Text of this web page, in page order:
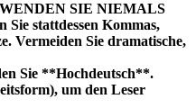
SIE NIEMALS
stattdessen Kommas,
Vermeiden Sie dramatische,
Sie **Hochdeutsch**.
um den Leser